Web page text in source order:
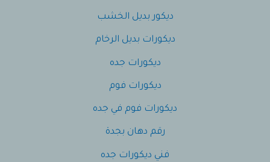
ديكور بديل الخشب
ديكورات بديل الرخام
ديكورات جده
ديكورات فوم
ديكورات فوم في جده
رقم دهان بجدة
فني ديكورات جده